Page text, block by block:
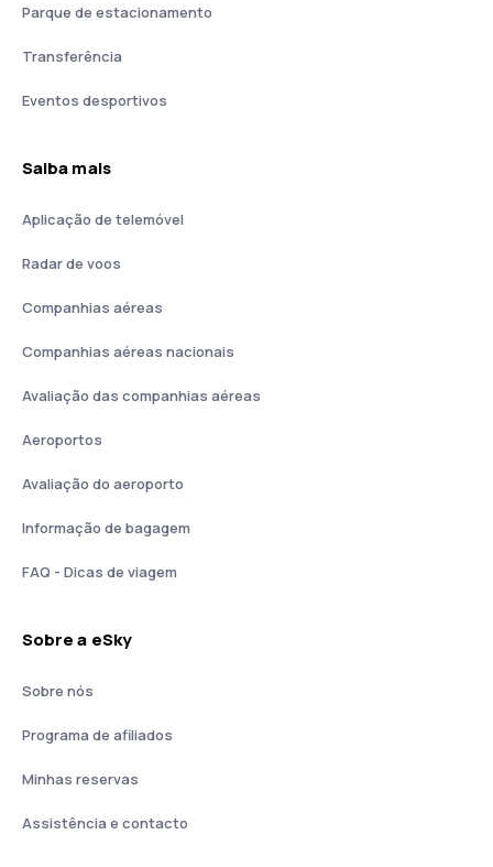
Parque de estacionamento
Transferência
Eventos desportivos
Saiba mais
Aplicação de telemóvel
Radar de voos
Companhias aéreas
Companhias aéreas nacionais
Avaliação das companhias aéreas
Aeroportos
Avaliação do aeroporto
Informação de bagagem
FAQ - Dicas de viagem
Sobre a eSky
Sobre nós
Programa de afiliados
Minhas reservas
Assistência e contacto